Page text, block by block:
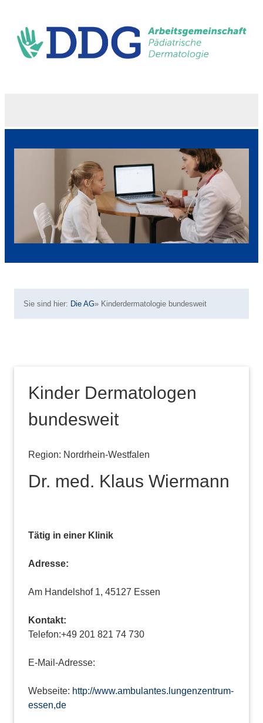
Sie sind hier: Die AG» Kinderdermatologie bundesweit
Kinder Dermatologen
bundesweit
Region: Nordrhein-Westfalen
Dr. med. Klaus Wiermann
Tätig in einer Klinik
Adresse:
Am Handelshof 1, 45127 Essen
Kontakt:
Telefon:+49 201 821 74 730
E-Mail-Adresse:
Webseite: http://www.ambulantes.lungenzentrum-
essen,de